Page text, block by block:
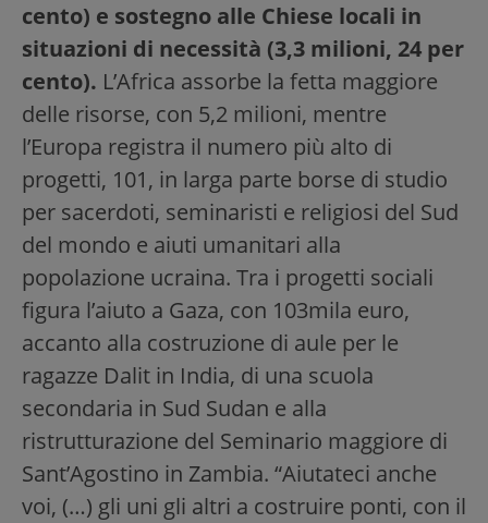
cento) e sostegno alle Chiese locali in
situazioni di necessità (3,3 milioni, 24 per
cento). L’Africa assorbe la fetta maggiore
delle risorse, con 5,2 milioni, mentre
l’Europa registra il numero più alto di
progetti, 101, in larga parte borse di studio
per sacerdoti, seminaristi e religiosi del Sud
del mondo e aiuti umanitari alla
popolazione ucraina. Tra i progetti sociali
figura l’aiuto a Gaza, con 103mila euro,
accanto alla costruzione di aule per le
ragazze Dalit in India, di una scuola
secondaria in Sud Sudan e alla
ristrutturazione del Seminario maggiore di
Sant’Agostino in Zambia. “Aiutateci anche
voi, (…) gli uni gli altri a costruire ponti, con il